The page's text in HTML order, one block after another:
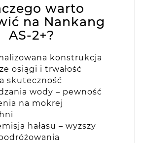
warto
na Nankang
AS-2+?
konstrukcja
osiągi i trwałość
skuteczność
wody – pewność
na mokrej
hałasu – wyższy